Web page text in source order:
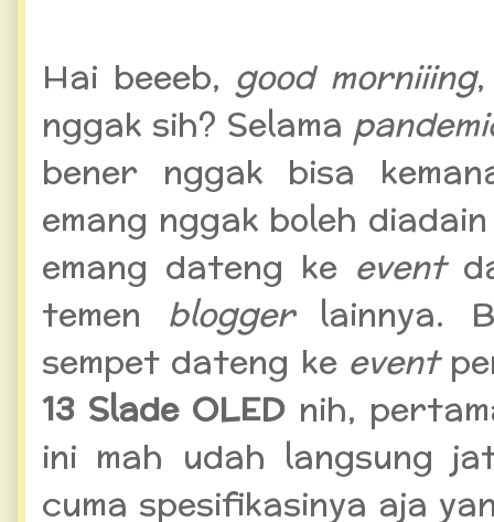
Hai beeeb, good morniiing
nggak sih? Selama
bener nggak bisa
emang nggak boleh
emang dateng ke event
temen blogger lainnya.
sempet dateng ke event
13 Slade OLEDnih,
ini mah udah langsung
cuma spesifikasinya aja